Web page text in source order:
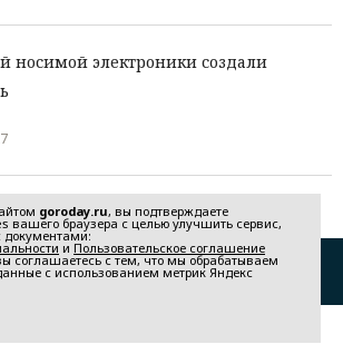
носимой электроники создали
Реклама
goroday.ru, вы подтверждаете
вашего браузера с целью улучшить сервис,
документами:
и Пользовательское соглашение
соглашаетесь с тем, что мы обрабатываем
с использованием метрик Яндекс